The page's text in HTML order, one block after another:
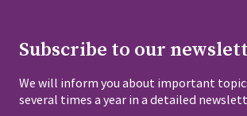
Subscribe to our
We will inform you about important
several times a year in a detailed